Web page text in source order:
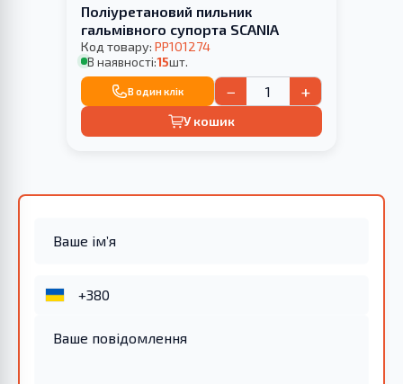
Поліуретановий пильник
гальмівного супорта SCANIA
Код товару: PP101274
В наявності:15шт.
В один клік − +
У кошик